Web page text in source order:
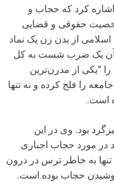
اشاره کرد که حجاب و
شخصیت حقوقی و قضایی
از بدن زن یک نماد
آن یک ضرب شست به کل
“یکی از مدرن‌ترین
را فلج کرده و نه تنها
است.
بود. وی در این
مورد حجاب اجباری
داد که چگونه ۲۵ سال تنها به خاطر ترس در درون
پوشیدن حجاب بوده است.